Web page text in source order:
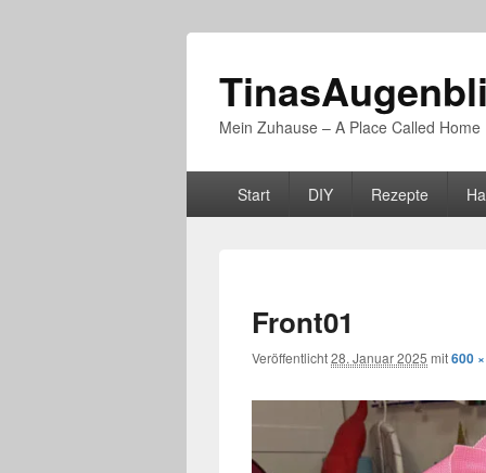
Mein Zuhause – A Place Called Home
PrimäresStart DIY Rezepte
Front01
Veröffentlicht28. Januar 2025 mit600